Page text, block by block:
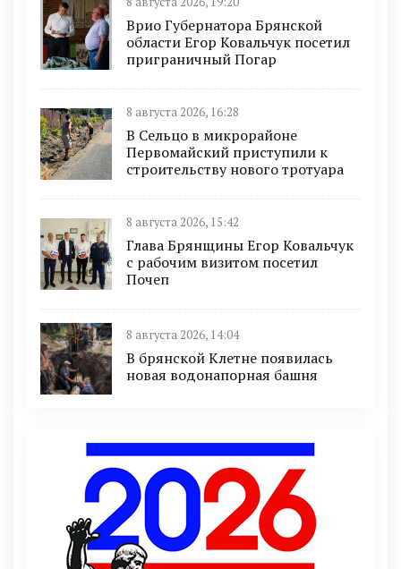
Врио Губернатора Брянской
области Егор Ковальчук посетил
приграничный Погар
8 августа 2026, 16:28
В Сельцо в микрорайоне
Первомайский приступили к
строительству нового тротуара
8 августа 2026, 15:42
Глава Брянщины Егор Ковальчук
с рабочим визитом посетил
Почеп
8 августа 2026, 14:04
В брянской Клетне появилась
новая водонапорная башня